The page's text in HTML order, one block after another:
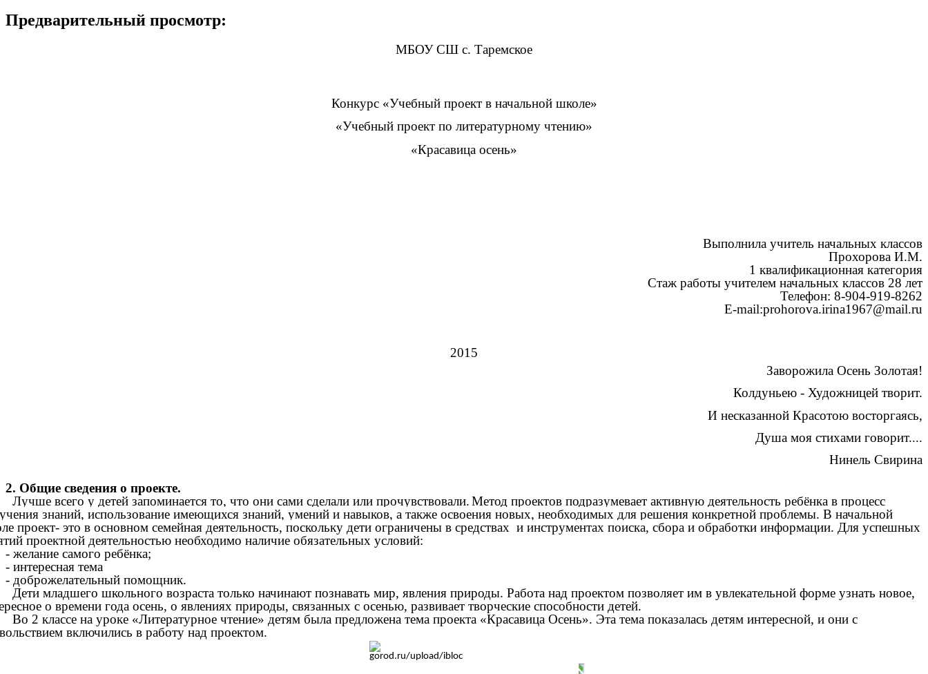
Предварительный просмотр:
МБОУ СШ с. Таремское
Конкурс «Учебный проект в начальной школе»
«Учебный проект по литературному чтению»
«Красавица осень»
Выполнила учитель начальных классов
Прохорова И.М.
1 квалификационная категория
Стаж работы учителем начальных классов 28 лет
Телефон: 8-904-919-8262
Е-mail:prohorova.irina1967@mail.ru
2015
Заворожила Осень Золотая!
Колдуньею - Художницей творит.
И несказанной Красотою восторгаясь,
Душа моя стихами говорит....
Нинель Свирина
2. Общие сведения о проекте.
Лучше всего у детей запоминается то, что они сами сделали или прочувствовали.Метод проектов подразумевает активную деятельность ребёнка в процесс
знаний, использование имеющихся знаний, умений и навыков, а также освоения новых, необходимых для решения конкретной проблемы. В начальной
проект- это в основном семейная деятельность, поскольку дети ограничены в средствах и инструментах поиска, сбора и обработки информации. Для успешных
проектной деятельностью необходимо наличие обязательных условий:
- желание самого ребёнка;
- интересная тема
- доброжелательный помощник.
Дети младшего школьного возраста только начинают познавать мир, явления природы. Работа над проектом позволяет им в увлекательной форме узнать новое,
о времени года осень, о явлениях природы, связанных с осенью, развивает творческие способности детей.
Во 2 классе на уроке «Литературное чтение» детям была предложена тема проекта «Красавица Осень». Эта тема показалась детям интересной, и они с
включились в работу над проектом.